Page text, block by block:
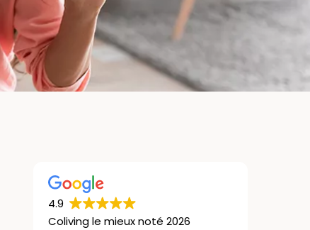
4.9
Coliving le mieux noté 2026